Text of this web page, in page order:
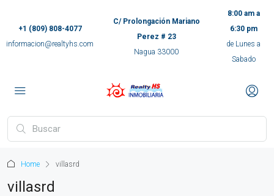
+1 (809) 808-4077
informacion@realtyhs.com
C/ Prolongación Mariano
Perez # 23
Nagua 33000
8:00 am a
6:30 pm
de Lunes a
Sabado
Home villasrd
villasrd